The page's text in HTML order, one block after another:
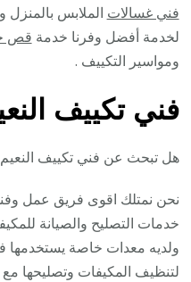
فني غسالات الملابس بالمنزل
لخدمة أفضل وفرنا خدمة قص
ومواسير التكييف .
فني تكييف
هل تبحث عن فني تكييف
نحن نمتلك اقوى فريق عمل
خدمات التصليح والصيانة
ولديه معدات خاصة يستخدمها
لتنظيف المكيفات وتصليحها مع